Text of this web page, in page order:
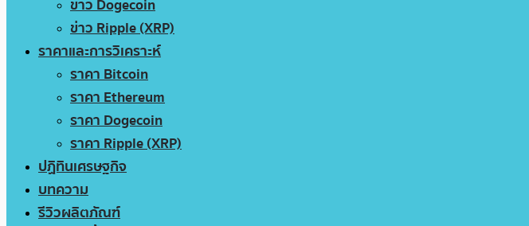
ข่าว Dogecoin
ข่าว Ripple (XRP)
ราคาและการวิเคราะห์
ราคา Bitcoin
ราคา Ethereum
ราคา Dogecoin
ราคา Ripple (XRP)
ปฏิทินเศรษฐกิจ
บทความ
รีวิวผลิตภัณฑ์